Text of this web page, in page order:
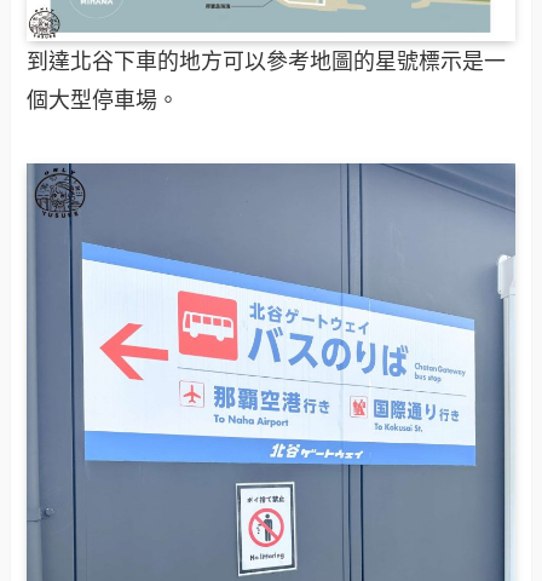
到達北谷下車的地方可以參考地圖的星號標示是一
個大型停車場。